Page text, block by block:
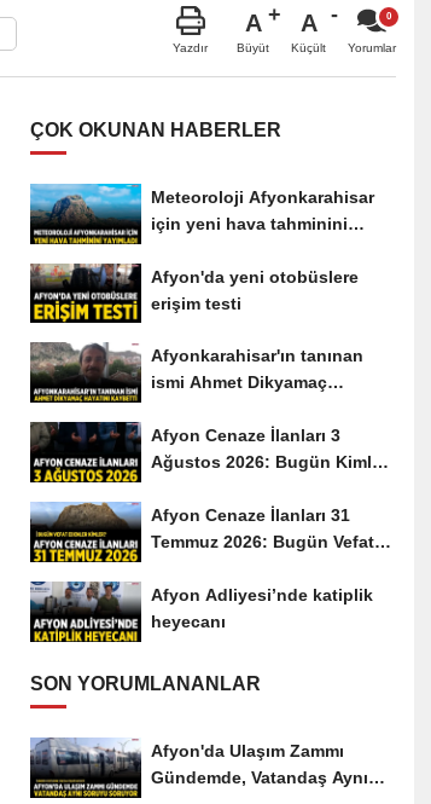
Yazdır
A
Büyüt
A
Küçült Yorumlar
ÇOK OKUNAN HABERLER
Meteoroloji Afyonkarahisar
için yeni hava tahminini
Afyon'da yeni otobüslere
erişim testi
Afyonkarahisar'ın tanınan
ismi Ahmet Dikyamaç
Afyon Cenaze İlanları 3
Ağustos 2026: Bugün Kimler
Afyon Cenaze İlanları 31
Temmuz 2026: Bugün Vefat
Afyon Adliyesi’nde katiplik
heyecanı
SON YORUMLANANLAR
Afyon'da Ulaşım Zammı
Gündemde, Vatandaş Aynı